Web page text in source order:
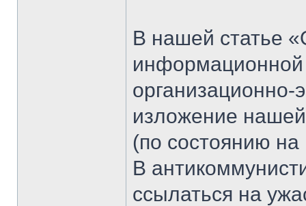
В нашей статье
информационной
организационно-
изложение
(по состоянию на
В
ссылаться на